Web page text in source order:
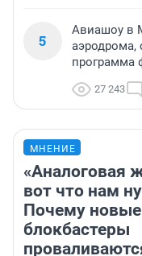
5
Авиашоу в
аэродрома,
программа
27 243
МНЕНИЕ
«Аналоговая
вот что нам
Почему новые
блокбастеры